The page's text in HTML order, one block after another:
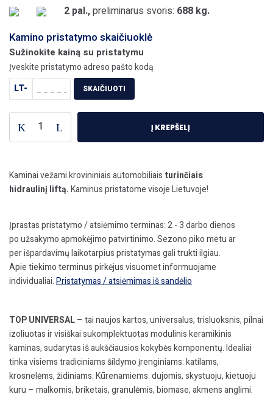
2 pal.,preliminarus svoris: 688 kg.
Kamino pristatymo skaičiuoklė
Sužinokite kainą su pristatymu
Įveskite pristatymo adreso pašto kodą
LT-
SKAIČIUOTI
kiekis:
Kaminas
Ø180+V
Į KREPŠELĮ
Kaminai vežami krovininiais automobiliais turinčiais
hidraulinį liftą.Kaminus pristatome visoje Lietuvoje!
Įprastas pristatymo / atsiėmimo terminas: 2 - 3 darbo dienos
po užsakymo apmokėjimo patvirtinimo. Sezono piko metu ar
per išpardavimų laikotarpius pristatymas gali trukti ilgiau.
Apie tiekimo terminus pirkėjus visuomet informuojame
individualiai.Pristatymas / atsiėmimas iš sandėlio
TOP UNIVERSAL– tai naujos kartos, universalus, trisluoksnis, pilnai
izoliuotas ir visiškai sukomplektuotas modulinis keramikinis
kaminas, sudarytas iš aukščiausios kokybės komponentų. Idealiai
tinka visiems tradiciniams šildymo įrenginiams: katilams,
krosnelėms, židiniams. Kūrenamiems: dujomis, skystuoju, kietuoju
kuru – malkomis, briketais, granulėmis, biomase, akmens anglimi.